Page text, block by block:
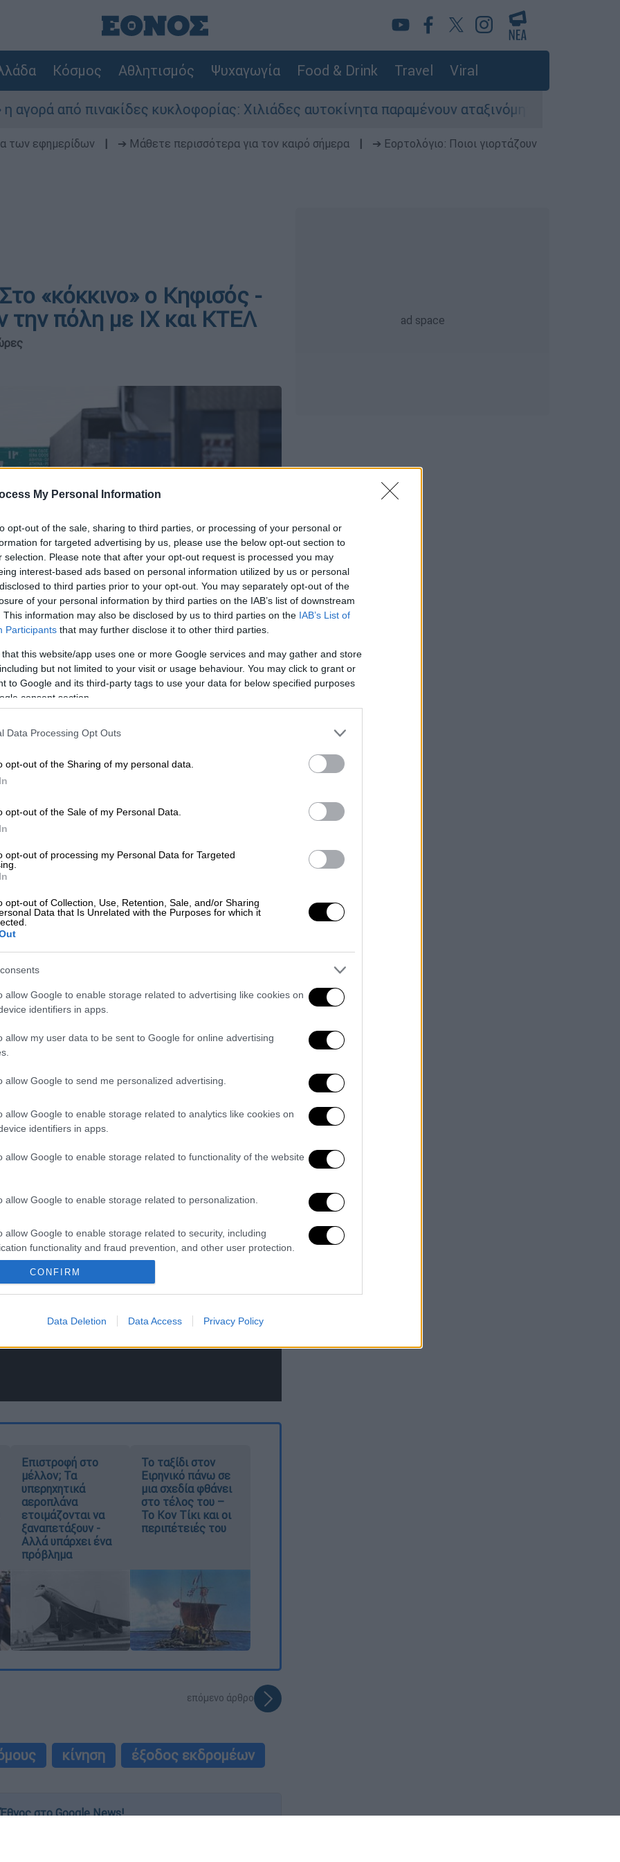
My Personal Information
opt-out of the sale, sharing to third parties, or processing of your personal or
for targeted advertising by us, please use the below opt-out section to
selection. Please note that after your opt-out request is processed you may
interest-based ads based on personal information utilized by us or personal
to third parties prior to your opt-out. You may separately opt-out of the
of your personal information by third parties on the IAB’s list of downstream
This information may also be disclosed by us to third parties on the IAB’s List of
Participants that may further disclose it to other third parties.
that this website/app uses one or more Google services and may gather and store
but not limited to your visit or usage behaviour. You may click to grant or
to Google and its third-party tags to use your data for below specified purposes
consent section.
Data Processing Opt Outs
opt-out of the Sharing of my personal data.
opt-out of the Sale of my Personal Data.
opt-out of processing my Personal Data for Targeted
opt-out of Collection, Use, Retention, Sale, and/or Sharing
Data that Is Unrelated with the Purposes for which it
allow Google to enable storage related to advertising like cookies on
identifiers in apps.
allow my user data to be sent to Google for online advertising
allow Google to send me personalized advertising.
allow Google to enable storage related to analytics like cookies on
identifiers in apps.
allow Google to enable storage related to functionality of the website
allow Google to enable storage related to personalization.
allow Google to enable storage related to security, including
functionality and fraud prevention, and other user protection.
CONFIRM
Data Deletion Data Access Privacy Policy
Κόσμος Αθλητισμός Ψυχαγωγία Food & Drink Travel Viral
από πινακίδες κυκλοφορίας: Χιλιάδες αυτοκίνητα παραμένουν αταξινόμητα - Λύση αναζητά το
των εφημερίδων ➔ Μάθετε περισσότερα για τον καιρό σήμερα
➔ Εορτολόγιο: Ποιοι γιορτάζουν
«κόκκινο» ο Κηφισός -
την πόλη με ΙΧ και ΚΤΕΛ
το ΕΘΝΟΣ στη Google
τουΡέντη και
εκτείνεται για πολλά
ώρα στον Κηφισό
εγκαταλείπουν την
στον ΟΠΕΚΕΠΕ - Τα στοιχεία
εξόδου τηςΑθηνών - Κορίνθου.Μέχρι
τις επόμενες ώρες, καθώς φεύγουν και
σήμερα,Παρασκευή.
Επιστροφή στο
μέλλον; Τα
υπερηχητικά
αεροπλάνα
ετοιμάζονται να
ξαναπετάξουν -
Αλλά υπάρχει ένα
πρόβλημα
Το ταξίδι στον
Ειρηνικό πάνω σε
μια σχεδία φθάνει
στο τέλος του –
Το Κον Τίκι και οι
περιπέτειές του
επόμενο άρθρο
κίνηση έξοδος εκδρομέων
στο Google News!